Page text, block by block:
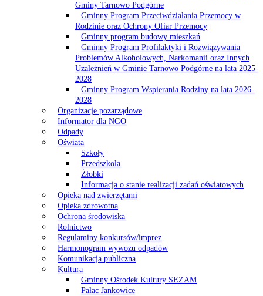
Gminy Tarnowo Podgórne
Gminny Program Przeciwdziałania Przemocy w
Rodzinie oraz Ochrony Ofiar Przemocy
Gminny program budowy mieszkań
Gminny Program Profilaktyki i Rozwiązywania
Problemów Alkoholowych, Narkomanii oraz Innych
Uzależnień w Gminie Tarnowo Podgórne na lata 2025-
2028
Gminny Program Wspierania Rodziny na lata 2026-
2028
Organizacje pozarządowe
Informator dla NGO
Odpady
Oświata
Szkoły
Przedszkola
Żłobki
Informacja o stanie realizacji zadań oświatowych
Opieka nad zwierzętami
Opieka zdrowotna
Ochrona środowiska
Rolnictwo
Regulaminy konkursów/imprez
Harmonogram wywozu odpadów
Komunikacja publiczna
Kultura
Gminny Ośrodek Kultury SEZAM
Pałac Jankowice